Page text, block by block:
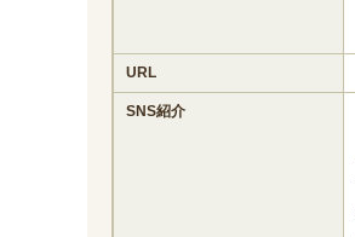
URL
SNS紹介